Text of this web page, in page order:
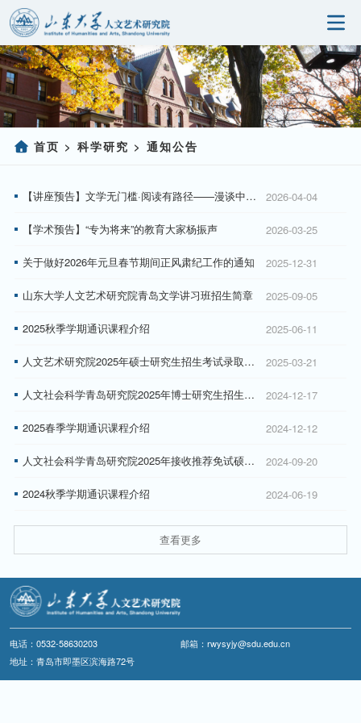
首页 > 科学研究 > 通知公告
【讲座预告】文学无门槛·阅读有路径——漫谈中国现当代文学的阅读 2026-04-04
【学术预告】“专为将来”的教育大家杨振声 2026-03-25
关于做好2026年元旦春节期间正风肃纪工作的通知 2025-12-31
山东大学人文艺术研究院青岛文学讲习班招生简章 2025-09-05
2025秋季学期通识课程介绍 2025-06-11
人文艺术研究院2025年硕士研究生招生考试录取工作方案 2025-03-21
人文社会科学青岛研究院2025年博士研究生招生报考程序 2024-12-17
2025春季学期通识课程介绍 2024-12-12
人文社会科学青岛研究院2025年接收推荐免试硕士研究生复试工作的通知 2024-09-20
2024秋季学期通识课程介绍 2024-06-19
查看更多
电话：0532-58630203
邮箱：rwysyjy@sdu.edu.cn
地址：青岛市即墨区滨海路72号
首页
研究院概况
信息公开